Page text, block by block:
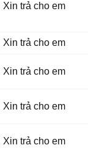
Xin trả cho em
Xin trả cho em
Xin trả cho em
Xin trả cho em
Xin trả cho em